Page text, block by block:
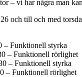
– vi har några man
och till och med
– Funktionell styrka
– Funktionell rörlighet
– Funktionell styrka
– Funktionell rörlighet